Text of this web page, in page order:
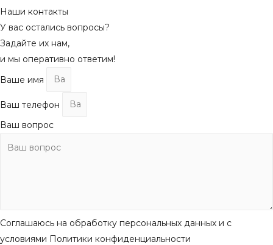
Наши контакты
У вас остались вопросы?
Задайте их нам,
и мы оперативно ответим!
Ваше имя
Ваш телефон
Ваш вопрос
Соглашаюсь на обработку персональных данных и с
условиями Политики конфиденциальности